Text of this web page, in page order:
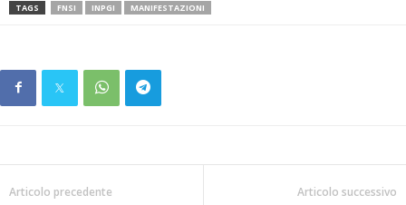
TAGS FNSI INPGI MANIFESTAZIONI
Articolo precedente Articolo successivo